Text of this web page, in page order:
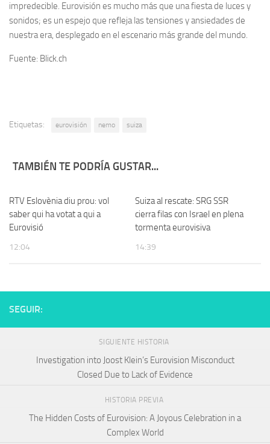
impredecible. Eurovisión es mucho más que una fiesta de luces y
sonidos; es un espejo que refleja las tensiones y ansiedades de
nuestra era, desplegado en el escenario más grande del mundo.
Fuente: Blick.ch
Etiquetas: eurovisión nemo suiza
TAMBIÉN TE PODRÍA GUSTAR...
RTV Eslovènia diu prou: vol
saber qui ha votat a qui a
Eurovisió
12:04
Suiza al rescate: SRG SSR
cierra filas con Israel en plena
tormenta eurovisiva
14:39
SEGUIR:
SIGUIENTE HISTORIA
Investigation into Joost Klein’s Eurovision Misconduct
Closed Due to Lack of Evidence
HISTORIA PREVIA
The Hidden Costs of Eurovision: A Joyous Celebration in a
Complex World